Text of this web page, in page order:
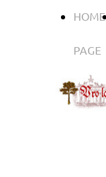
HOME
PAGE